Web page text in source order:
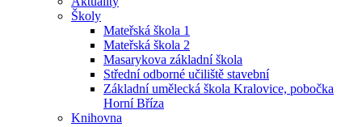
Školy
Mateřská škola 1
Mateřská škola 2
Masarykova základní škola
Střední odborné učiliště stavební
Základní umělecká škola Kralovice, pobočka
Horní Bříza
Knihovna